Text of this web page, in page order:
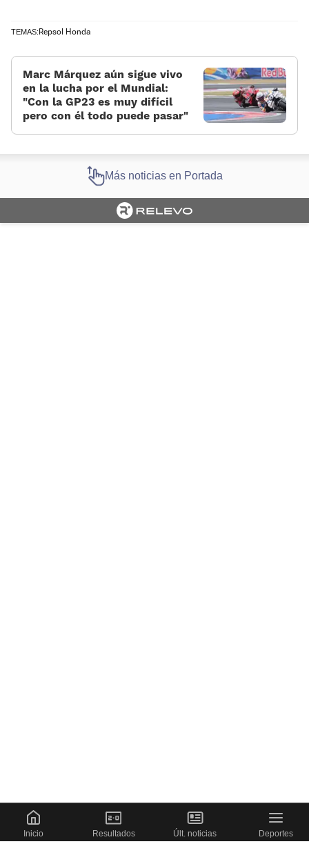
TEMAS: Repsol Honda
Marc Márquez aún sigue vivo
en la lucha por el Mundial:
«Con la GP23 es muy difícil
pero con él todo puede pasar»
Más noticias en Portada
Inicio Resultados Últ. noticias Deportes